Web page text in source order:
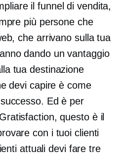
il funnel di vendita,
più persone che
che arrivano sulla tua
dando un vantaggio
tua destinazione
devi capire è come
Ed è per
questo è il
con i tuoi clienti
attuali devi fare tre